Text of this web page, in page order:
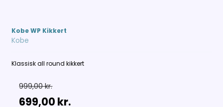
Kobe WP Kikkert
Kobe
Klassisk all round kikkert
999,00 kr.
699,00 kr.